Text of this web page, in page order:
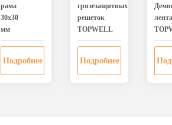
рама
30х30
мм
Подробнее
грязезащитных
решеток
TOPWELL
Подробнее
лента